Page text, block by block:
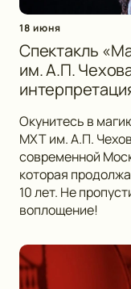
18 июня
Спектакль
им. А.П.
Окунитесь в
МХТ им. А.П.
современной
которая
10 лет. Не
воплощение!